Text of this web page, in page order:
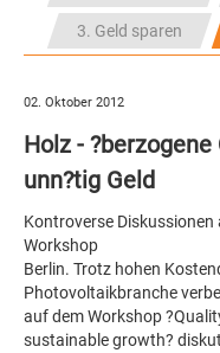
3. Geld sparen
02. Oktober 2012
Holz -
unn?tig Geld
Kontroverse
Workshop
Berlin. Trotz hohen
Photovoltaikbranche
auf dem Workshop
sustainable growth?